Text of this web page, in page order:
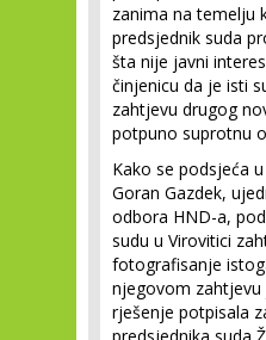
zanima na temelju
predsjednik suda
šta nije javni
činjenicu da je isti
zahtjevu drugog
potpuno suprotnu
Kako se podsjeća
Goran Gazdek,
odbora HND-a,
sudu u Virovitici
fotografisanje
njegovom
rješenje potpisala